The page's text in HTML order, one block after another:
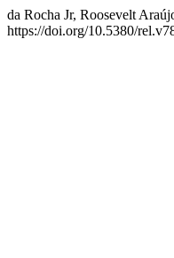
da Rocha Jr, Roosevelt
https://doi.org/10.5380/